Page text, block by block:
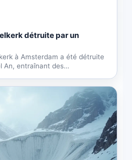
détruite par un
à Amsterdam a été détruite
An, entraînant des